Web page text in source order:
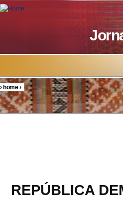
Skip to main content
You are here
›home›
REPÚBLICA